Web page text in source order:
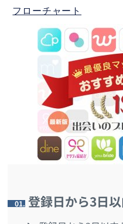
フローチャート
1. 登録日から3日